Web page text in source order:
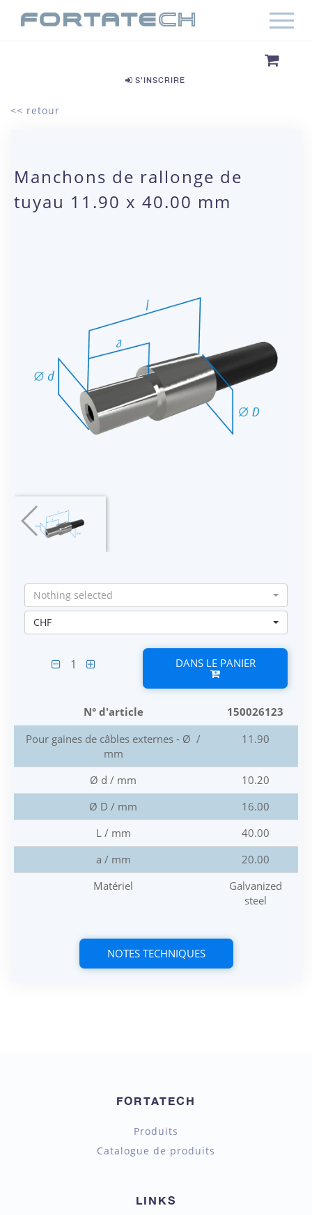
S'INSCRIRE
<< retour
Manchons de rallonge de
tuyau 11.90 x 40.00 mm
Nothing selected
CHF
1 DANS LE PANIER
N° d'article
150026123
Pour gaines de câbles externes - Ø /
mm
11.90
Ø d / mm
10.20
Ø D / mm
16.00
L / mm
40.00
a / mm
20.00
Matériel
Galvanized
steel
NOTES TECHNIQUES
FORTATECH
Produits
Catalogue de produits
LINKS